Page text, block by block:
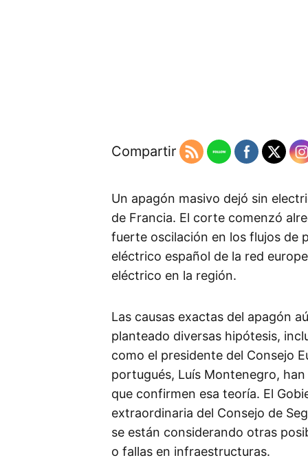
Compartir
Un apagón masivo dejó sin
de Francia. El corte comenzó
fuerte oscilación en los flujos de
eléctrico español de la red
eléctrico en la región.
Las causas exactas del apagón
planteado diversas hipótesis,
como el presidente del Consejo
portugués, Luís Montenegro,
que confirmen esa teoría. El
extraordinaria del Consejo de
se están considerando otras
o fallas en infraestructuras.​